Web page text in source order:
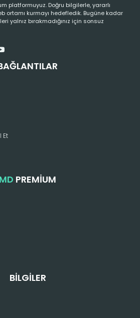
platformuyuz. Doğru bilgilerle, yararlı
ortamı kurmayı hedefledik. Bugüne kadar
yalnız bırakmadığınız için sonsuz
Et
MD PREMIUM
BILGILER